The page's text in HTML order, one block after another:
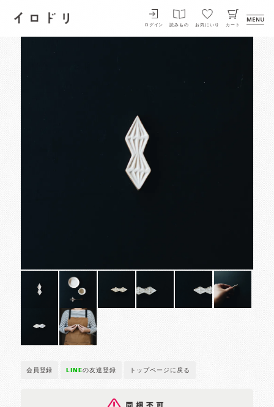
イロドリ
ログイン 読みもの お気にいり カート
会員登録 LINEの友達登録 トップページに戻る